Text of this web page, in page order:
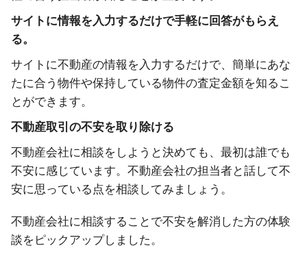
サイトに情報を入力するだけで手軽に回答がもらえ
る。
サイトに不動産の情報を入力するだけで、簡単にあな
たに合う物件や保持している物件の査定金額を知るこ
とができます。
不動産取引の不安を取り除ける
不動産会社に相談をしようと決めても、最初は誰でも
不安に感じています。不動産会社の担当者と話して不
安に思っている点を相談してみましょう。
不動産会社に相談することで不安を解消した方の体験
談をピックアップしました。